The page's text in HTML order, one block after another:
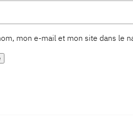
mon e-mail et mon site dans le